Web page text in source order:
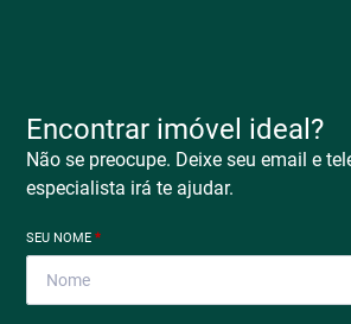
Encontrar imóvel ideal?
Não se preocupe. Deixe seu email e
especialista irá te ajudar.
SEU NOME*